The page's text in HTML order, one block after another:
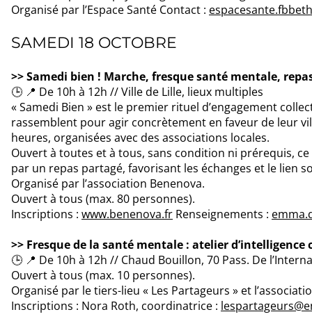
Organisé par l’Espace Santé Contact :
SAMEDI 18 OCTOBRE
>> Samedi bien ! Marche, fresque santé mentale,
🕒 📍 De 10h à 12h // Ville de Lille, lieux multiples
« Samedi Bien » est le premier rituel d’engagement
rassemblent pour agir concrètement en faveur de leur
heures, organisées avec des associations locales.
Ouvert à toutes et à tous, sans condition ni prérequis,
par un repas partagé, favorisant les échanges et le lien
Organisé par l’association Benenova.
Ouvert à tous (max. 80 personnes).
Inscriptions : www.benenova.fr Renseignements :
>> Fresque de la santé mentale : atelier
🕒 📍 De 10h à 12h // Chaud Bouillon, 70 Pass. De
Ouvert à tous (max. 10 personnes).
Organisé par le tiers-lieu « Les Partageurs » et
Inscriptions : Nora Roth, coordinatrice :